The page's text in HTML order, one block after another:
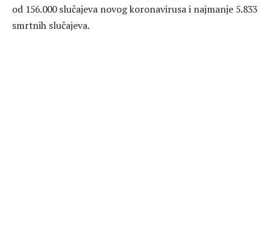
od 156.000 slučajeva novog koronavirusa i najmanje 5.833
smrtnih slučajeva.